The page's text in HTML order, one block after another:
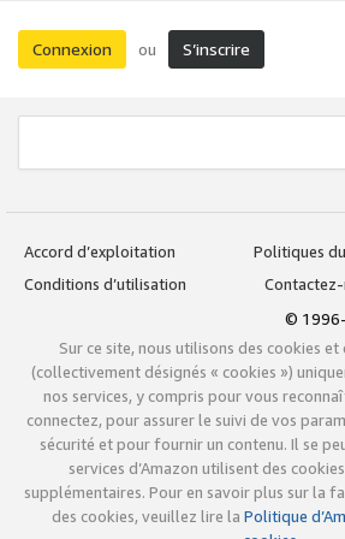
Connexion ou S’inscrire
Accord d’exploitation
Politiques
Conditions d’utilisation
© 1996-
Sur ce site, nous utilisons des cookies
(collectivement désignés « cookies »)
nos services, y compris pour vous
connectez, pour assurer le suivi de vos
sécurité et pour fournir un contenu. Il se
services d’Amazon utilisent des
supplémentaires. Pour en savoir plus sur la
des cookies, veuillez lire la Politique